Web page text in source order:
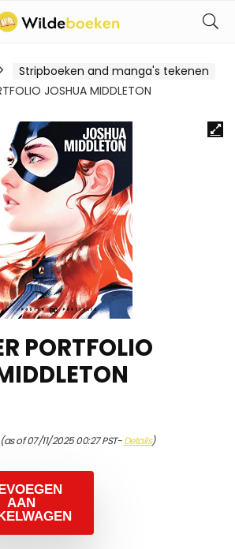
Stripboeken and manga's tekenen
JOSHUA MIDDLETON
PORTFOLIO
of 07/11/2025 00:27 PST-Details)
AAN